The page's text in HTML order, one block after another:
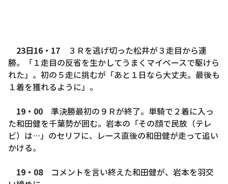
23日16・17 ３Ｒを逃げ切った松井が３走目から連
勝。「１走目の反省を生かしてうまくマイペースで駆けら
れた」。初の５走に挑むが「あと１日なら大丈夫。最後も
１着を獲れるように」。
19・00 準決勝最初の９Ｒが終了。単騎で２着に入っ
た和田健を千葉勢が囲む。岩本の「その顔で民放（テレ
ビ）は…」のセリフに、レース直後の和田健が走って追い
かける。
19・08コメントを言い終えた和田健が、岩本を羽交